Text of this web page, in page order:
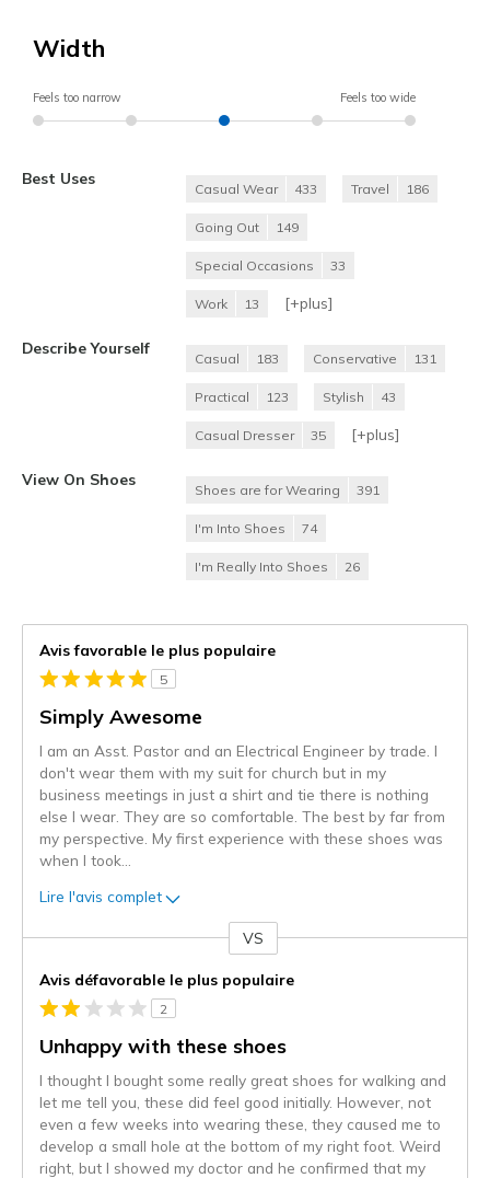
Width
Feels too narrow Feels too wide
Best Uses
Casual Wear 433 Travel 186
Going Out 149
Special Occasions 33
Work 13 [+plus]
Describe Yourself
Casual 183 Conservative 131
Practical 123 Stylish 43
Casual Dresser 35 [+plus]
View On Shoes
Shoes are for Wearing 391
I'm Into Shoes 74
I'm Really Into Shoes 26
Avis favorable le plus populaire
5
Simply Awesome
I am an Asst. Pastor and an Electrical Engineer by trade. I
don't wear them with my suit for church but in my
business meetings in just a shirt and tie there is nothing
else I wear. They are so comfortable. The best by far from
my perspective. My first experience with these shoes was
when I took
Lire l'avis complet
projecteur
sur
les
VS
Avis défavorable le plus populaire
2
Unhappy with these shoes
I thought I bought some really great shoes for walking and
let me tell you, these did feel good initially. However, not
even a few weeks into wearing these, they caused me to
develop a small hole at the bottom of my right foot. Weird
right, but I showed my doctor and he confirmed that my